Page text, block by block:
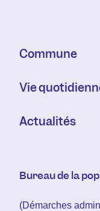
Commune
Vie
Actualités
Bureau de la
(Démarches